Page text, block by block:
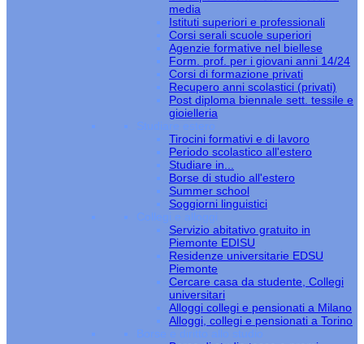
media
Istituti superiori e professionali
Corsi serali scuole superiori
Agenzie formative nel biellese
Form. prof. per i giovani anni 14/24
Corsi di formazione privati
Recupero anni scolastici (privati)
Post diploma biennale sett. tessile e
gioielleria
Studiare estero
Tirocini formativi e di lavoro
Periodo scolastico all'estero
Studiare in...
Borse di studio all'estero
Summer school
Soggiorni linguistici
Collegi e alloggi
Servizio abitativo gratuito in
Piemonte EDISU
Residenze universitarie EDSU
Piemonte
Cercare casa da studente, Collegi
universitari
Alloggi collegi e pensionati a Milano
Alloggi, collegi e pensionati a Torino
Borse e diritto allo studio